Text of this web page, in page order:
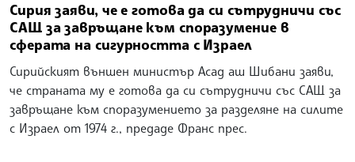
Сирия заяви, че е готова да си сътрудничи със
САЩ за завръщане към споразумение в
сферата на сигурността с Израел
Сирийският външен министър Асад аш Шибани заяви,
че страната му е готова да си сътрудничи със САЩ за
завръщане към споразумението за разделяне на силите
с Израел от 1974 г., предаде Франс прес.